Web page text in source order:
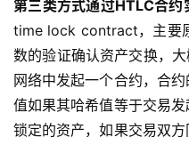
第三类方式通过HTLC合约
time lock contract，主要
数的验证确认资产交换，
网络中发起一个合约，合
值如果其哈希值等于交易
锁定的资产，如果交易双